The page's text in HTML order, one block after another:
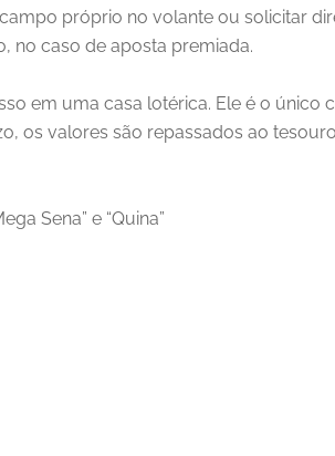
próprio no volante ou solicitar
no caso de aposta premiada.
em uma casa lotérica. Ele é o
os valores são repassados ao
Sena” e “Quina”